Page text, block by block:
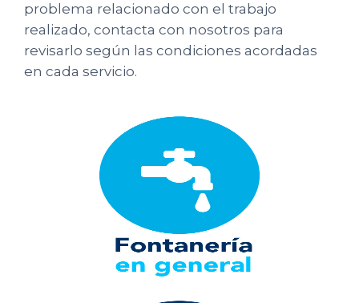
problema relacionado con el trabajo
realizado, contacta con nosotros para
revisarlo según las condiciones acordadas
en cada servicio.